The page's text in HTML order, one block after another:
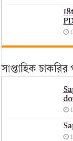
সাপ্তাহিক চাকরির